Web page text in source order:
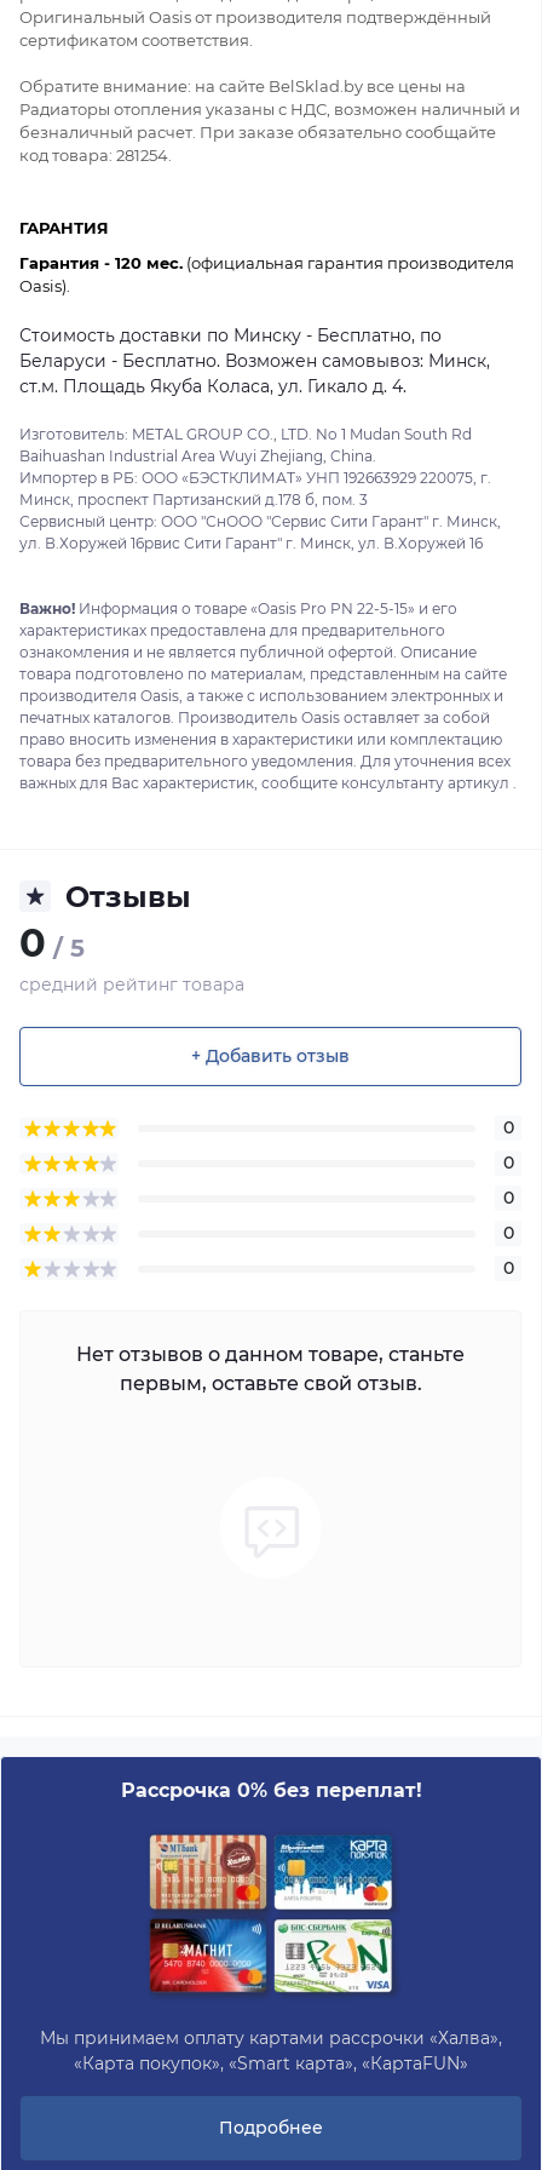
Оригинальный Oasis от производителя подтверждённый
сертификатом соответствия.
Обратите внимание: на сайте BelSklad.by все цены на
Радиаторы отопления указаны с НДС, возможен наличный и
безналичный расчет. При заказе обязательно сообщайте
код товара: 281254.
ГАРАНТИЯ
Гарантия - 120 мес. (официальная гарантия производителя
Oasis).
Стоимость доставки по Минску - Бесплатно, по
Беларуси - Бесплатно. Возможен самовывоз: Минск,
ст.м. Площадь Якуба Коласа, ул. Гикало д. 4.
Изготовитель: METAL GROUP CO., LTD. No 1 Mudan South Rd
Baihuashan Industrial Area Wuyi Zhejiang, China.
Импортер в РБ: ООО «БЭСТКЛИМАТ» УНП 192663929 220075, г.
Минск, проспект Партизанский д.178 б, пом. 3
Сервисный центр: ООО "СнООО "Сервис Сити Гарант" г. Минск,
ул. В.Хоружей 16рвис Сити Гарант" г. Минск, ул. В.Хоружей 16
Важно! Информация о товаре «Oasis Pro PN 22-5-15» и его
характеристиках предоставлена для предварительного
ознакомления и не является публичной офертой. Описание
товара подготовлено по материалам, представленным на сайте
производителя Oasis, а также с использованием электронных и
печатных каталогов. Производитель Oasis оставляет за собой
право вносить изменения в характеристики или комплектацию
товара без предварительного уведомления. Для уточнения всех
важных для Вас характеристик, сообщите консультанту артикул .
Отзывы
0 / 5
средний рейтинг товара
+ Добавить отзыв
0
0
0
0
0
Нет отзывов о данном товаре, станьте
первым, оставьте свой отзыв.
Рассрочка 0% без переплат!
Мы принимаем оплату картами рассрочки «Халва»,
«Карта покупок», «Smart карта», «КартаFUN»
Подробнее